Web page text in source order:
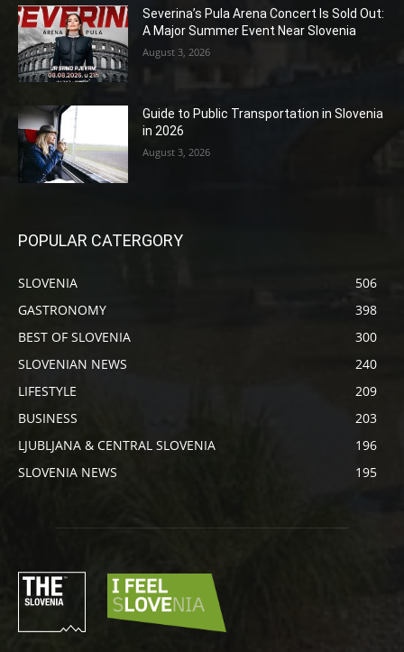
Severina’s Pula Arena Concert Is Sold Out:
A Major Summer Event Near Slovenia
August 3, 2026
Guide to Public Transportation in Slovenia
in 2026
August 3, 2026
POPULAR CATERGORY
SLOVENIA
506
GASTRONOMY
398
BEST OF SLOVENIA
300
SLOVENIAN NEWS
240
LIFESTYLE
209
BUSINESS
203
LJUBLJANA & CENTRAL SLOVENIA
196
SLOVENIA NEWS
195